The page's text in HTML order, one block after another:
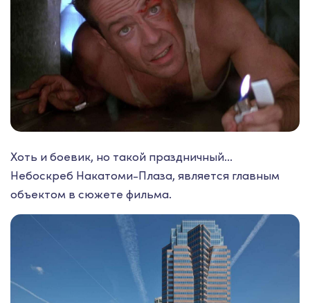
Хоть и боевик, но такой праздничный...
Небоскреб Накатоми-Плаза, является главным
объектом в сюжете фильма.